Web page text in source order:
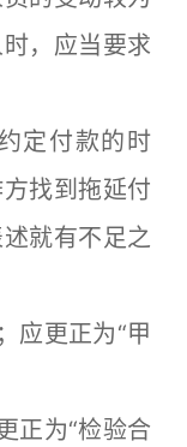
，应当要求
定付款的时
找到拖延付
就有不足之
更正为“甲
为“检验合